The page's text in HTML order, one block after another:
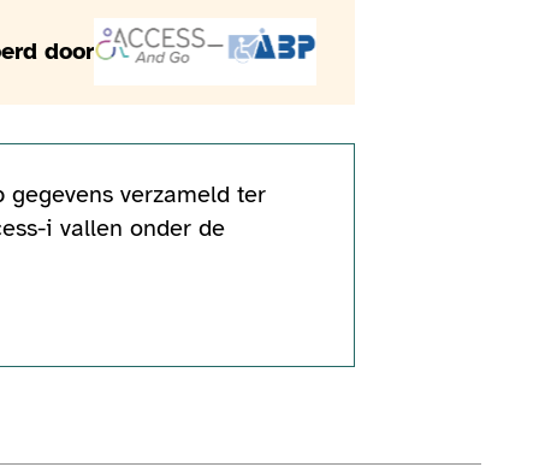
door
verzameld ter
i vallen onder de